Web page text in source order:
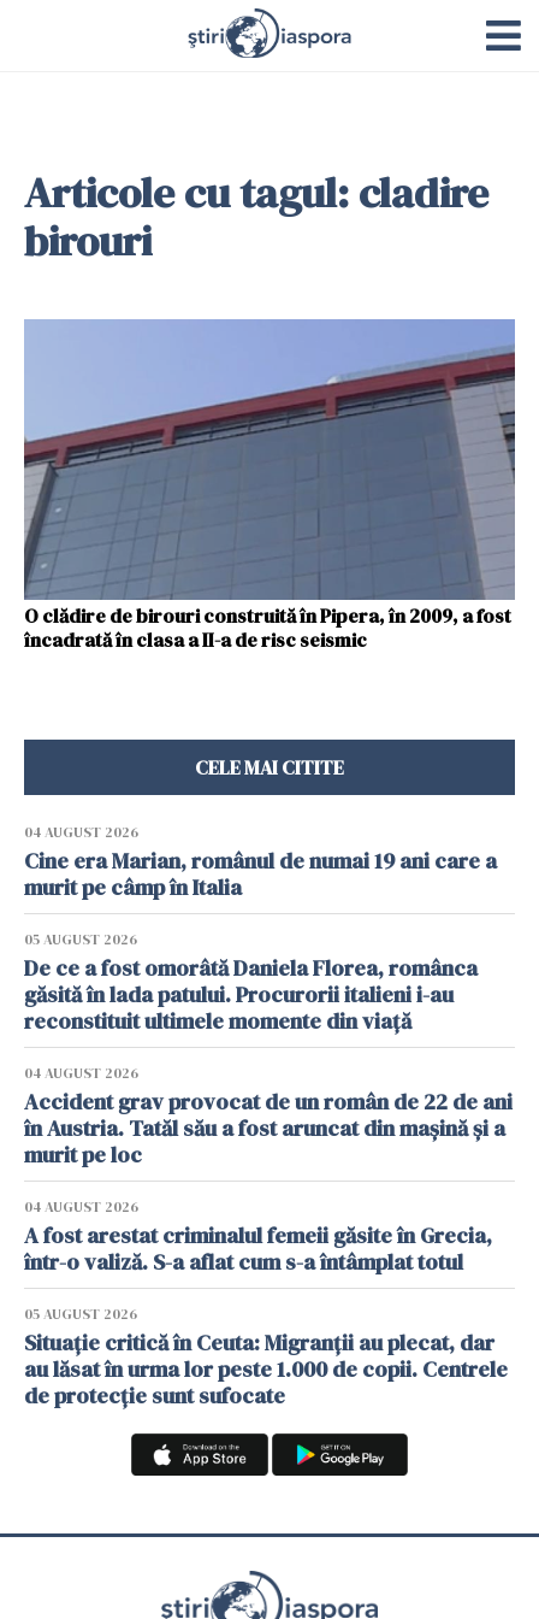
Articole cu tagul: cladire
birouri
O clădire de birouri construită în Pipera, în 2009, a fost
încadrată în clasa a II-a de risc seismic
CELE MAI CITITE
04 AUGUST 2026
Cine era Marian, românul de numai 19 ani care a
murit pe câmp în Italia
05 AUGUST 2026
De ce a fost omorâtă Daniela Florea, românca
găsită în lada patului. Procurorii italieni i-au
reconstituit ultimele momente din viață
04 AUGUST 2026
Accident grav provocat de un român de 22 de ani
în Austria. Tatăl său a fost aruncat din mașină și a
murit pe loc
04 AUGUST 2026
A fost arestat criminalul femeii găsite în Grecia,
într-o valiză. S-a aflat cum s-a întâmplat totul
05 AUGUST 2026
Situație critică în Ceuta: Migranții au plecat, dar
au lăsat în urma lor peste 1.000 de copii. Centrele
de protecție sunt sufocate